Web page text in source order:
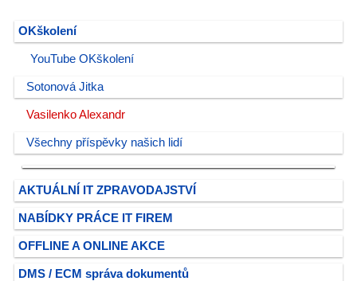
OKškolení
YouTube OKškolení
Sotonová Jitka
Vasilenko Alexandr
Všechny příspěvky našich lidí
AKTUÁLNÍ IT ZPRAVODAJSTVÍ
NABÍDKY PRÁCE IT FIREM
OFFLINE A ONLINE AKCE
DMS / ECM správa dokumentů